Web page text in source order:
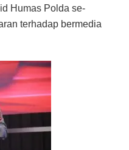
Humas Polda se-
terhadap bermedia